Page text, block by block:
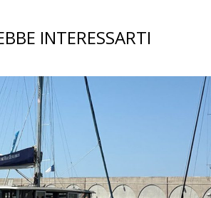
INTERESSARTI